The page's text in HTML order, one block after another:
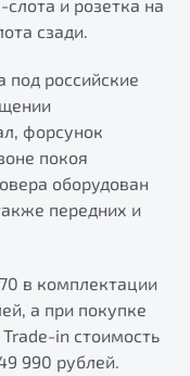
и розетка на
сзади.
под российские
форсунок
покоя
оборудован
передних и
в комплектации
а при покупке
in стоимость
990 рублей.